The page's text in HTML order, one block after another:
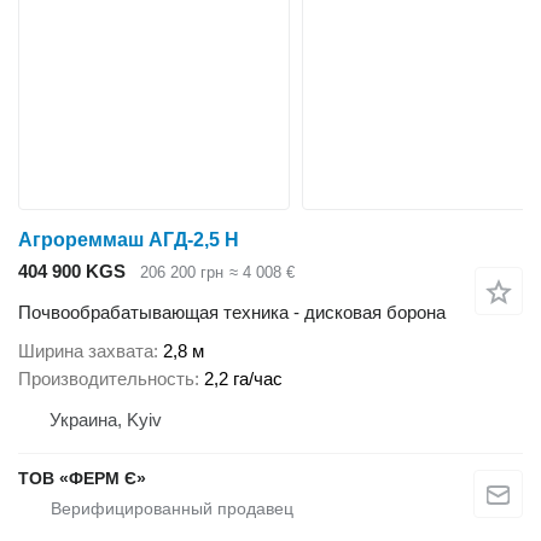
Агрореммаш АГД-2,5 Н
404 900 KGS
206 200 грн ≈ 4 008 €
Почвообрабатывающая техника - дисковая борона
Ширина захвата 2,8 м
Производительность 2,2 га/час
Украина, Kyiv
ТОВ «ФЕРМ Є»